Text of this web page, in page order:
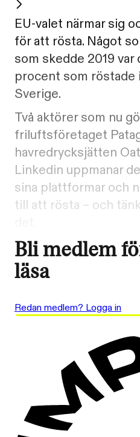
EU-valet närmar sig
för att rösta. Något
som skedde 2019 var
procent som röstade
Sverige.
Två aktörer som nu
friluftsföretaget
havredrycksjätten
Linkedin uppmanar
sina plattformar och
till att rösta – och
Bli medlem
läsa
Redan medlem? Logga in